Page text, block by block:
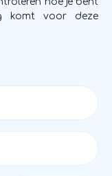
komt voor deze